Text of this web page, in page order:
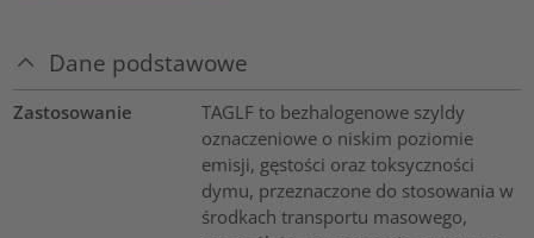
Dane podstawowe
Zastosowanie
TAGLF to bezhalogenowe szyldy
oznaczeniowe o niskim poziomie
emisji, gęstości oraz toksyczności
dymu, przeznaczone do stosowania w
środkach transportu masowego,